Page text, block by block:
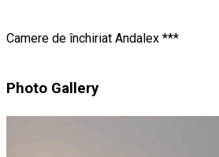
Camere de închiriat Andalex ***
Photo Gallery